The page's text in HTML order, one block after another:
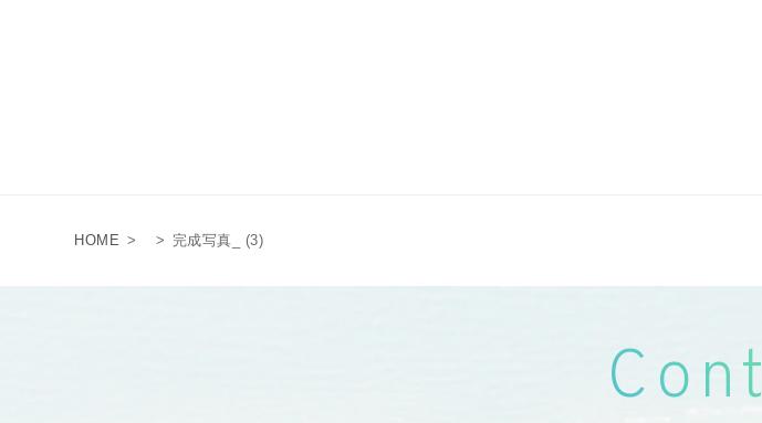
HOME > > 完成写真_ (3)